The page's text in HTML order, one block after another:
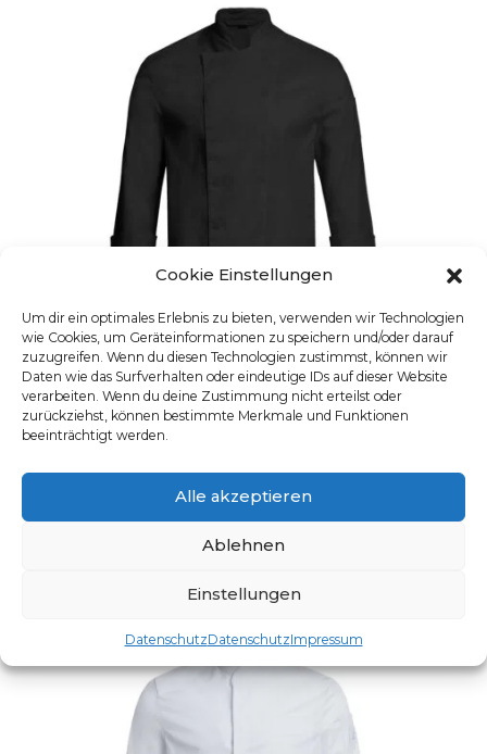
Cookie Einstellungen
Um dir ein optimales Erlebnis zu bieten, verwenden wir Technologien
wie Cookies, um Geräteinformationen zu speichern und/oder darauf
zuzugreifen. Wenn du diesen Technologien zustimmst, können wir
Daten wie das Surfverhalten oder eindeutige IDs auf dieser Website
verarbeiten. Wenn du deine Zustimmung nicht erteilst oder
zurückziehst, können bestimmte Merkmale und Funktionen
beeinträchtigt werden.
Alle akzeptieren
Ablehnen
Einstellungen
DatenschutzDatenschutzImpressum
HERREN-KOCHJACKE LANGARM
Dieses Produkt weist